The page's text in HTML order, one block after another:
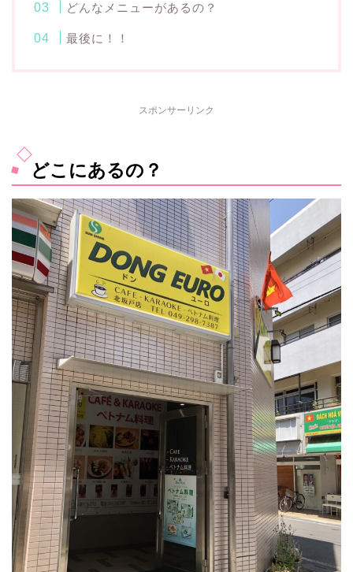
どんなメニューがあるの？
最後に！！
スポンサーリンク
どこにあるの？